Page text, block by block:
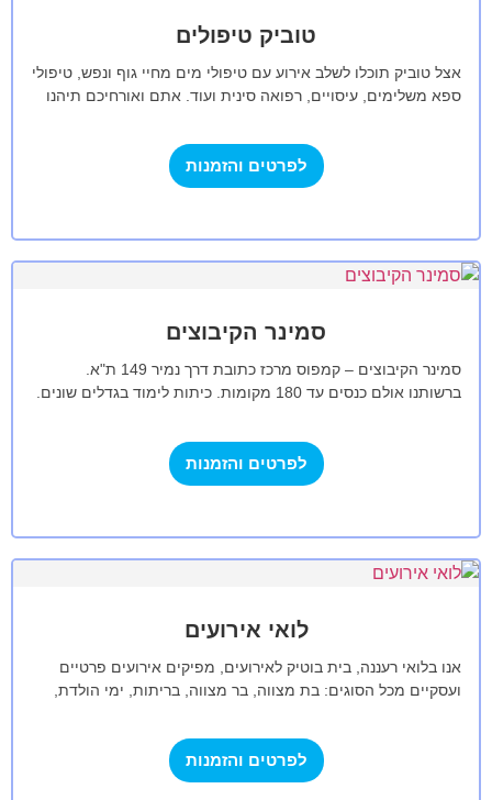
טוביק טיפולים
אצל טוביק תוכלו לשלב אירוע עם טיפולי מים מחיי גוף ונפש, טיפולי
ספא משלימים, עיסויים, רפואה סינית ועוד. אתם ואורחיכם תיהנו
לפרטים והזמנות
סמינר הקיבוצים
סמינר הקיבוצים – קמפוס מרכז כתובת דרך נמיר 149 ת"א.
ברשותנו אולם כנסים עד 180 מקומות. כיתות לימוד בגדלים שונים.
לפרטים והזמנות
לואי אירועים
אנו בלואי רעננה, בית בוטיק לאירועים, מפיקים אירועים פרטיים
ועסקיים מכל הסוגים: בת מצווה, בר מצווה, בריתות, ימי הולדת,
לפרטים והזמנות